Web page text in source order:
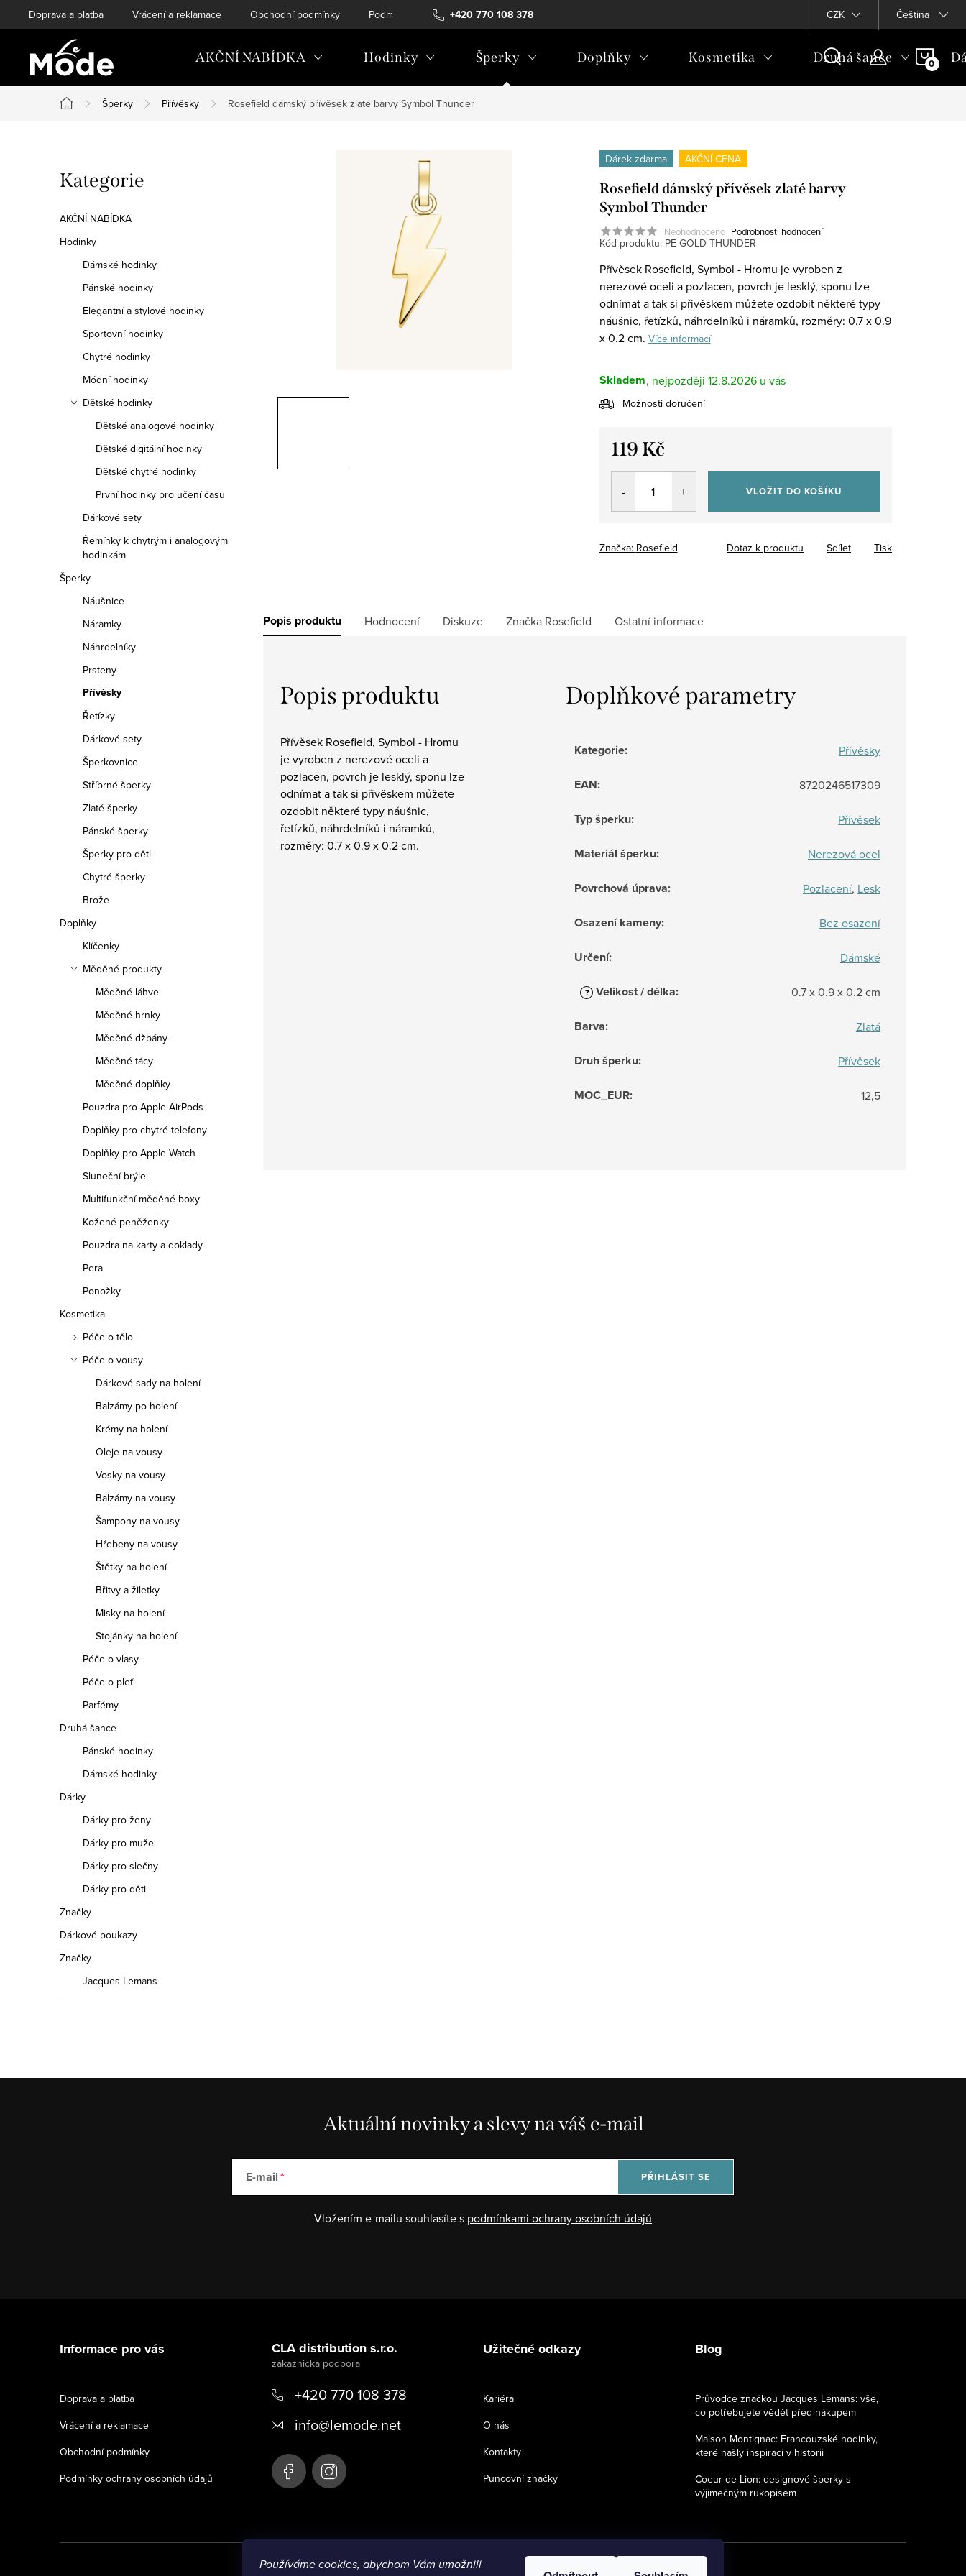
Používáme cookies, abychom Vám umožnili
na
+420 770 108 378
Doprava a platba Vrácení a reklamace Obchodní podmínky Podmínky ochrany osobních údajů CZK Čeština
AKČNÍ NABÍDKA Hodinky Šperky Doplňky Kosmetika Druhá šance
Domů
Šperky Přívěsky Rosefield dámský přívěsek zlaté barvy Symbol Thunder
o
s
t
Přeskočit
kategorie
Kategorie
AKČNÍ NABÍDKA
Hodinky
Dámské hodinky
Pánské hodinky
Elegantní a stylové hodinky
Sportovní hodinky
Chytré hodinky
Módní hodinky
Dětské hodinky
Dětské analogové hodinky
Dětské digitální hodinky
Dětské chytré hodinky
První hodinky pro učení času
Dárkové sety
Řemínky k chytrým i analogovým
hodinkám
Šperky
Náušnice
Náramky
Náhrdelníky
Prsteny
Přívěsky
Řetízky
Dárkové sety
Šperkovnice
Stříbrné šperky
Zlaté šperky
Pánské šperky
Šperky pro děti
Chytré šperky
Brože
Doplňky
Klíčenky
Měděné produkty
Měděné láhve
Měděné hrnky
Měděné džbány
Měděné tácy
Měděné doplňky
Pouzdra pro Apple AirPods
Doplňky pro chytré telefony
Doplňky pro Apple Watch
Sluneční brýle
Multifunkční měděné boxy
Kožené peněženky
Pouzdra na karty a doklady
Pera
Ponožky
Kosmetika
Péče o tělo
Péče o vousy
Dárkové sady na holení
Balzámy po holení
Krémy na holení
Oleje na vousy
Vosky na vousy
Balzámy na vousy
Šampony na vousy
Hřebeny na vousy
Štětky na holení
Břitvy a žiletky
Misky na holení
Stojánky na holení
Péče o vlasy
Péče o pleť
Parfémy
Druhá šance
Pánské hodinky
Dámské hodinky
Dárky
Dárky pro ženy
Dárky pro muže
Dárky pro slečny
Dárky pro děti
Značky
Dárkové poukazy
Značky
Jacques Lemans
Dárek zdarma AKČNÍ CENA
Rosefield dámský přívěsek zlaté barvy
Symbol Thunder
Neohodnoceno Podrobnosti hodnocení
Kód produktu: PE-GOLD-THUNDER
Přívěsek Rosefield, Symbol - Hromu je vyroben z
nerezové oceli a pozlacen, povrch je lesklý, sponu lze
odnímat a tak si přivěskem můžete ozdobit některé typy
náušnic, řetízků, náhrdelníků i náramků, rozměry: 0.7 x 0.9
x 0.2 cm. Více informací
Skladem 12.8.2026
Možnosti doručení
119 Kč
Měrná
VLOŽIT DO KOŠÍKU
Značka: Rosefield Tisk
Dotaz k produktu Sdílet
Popis produktu Hodnocení Diskuze Značka Rosefield Ostatní informace
Popis produktu
Přívěsek Rosefield, Symbol - Hromu
je vyroben z nerezové oceli a
pozlacen, povrch je lesklý, sponu lze
odnímat a tak si přivěskem můžete
ozdobit některé typy náušnic,
řetízků, náhrdelníků i náramků,
rozměry: 0.7 x 0.9 x 0.2 cm.
Doplňkové parametry
Kategorie: Přívěsky
EAN: 8720246517309
Typ šperku: Přívěsek
Materiál šperku: Nerezová ocel
Povrchová úprava: Pozlacení, Lesk
Osazení kameny: Bez osazení
Určení: Dámské
? Velikost / délka: 0.7 x 0.9 x 0.2 cm
Barva: Zlatá
Druh šperku: Přívěsek
MOC_EUR: 12,5
Aktuální novinky a slevy na váš e-mail
E-mail
Vložením e-mailu souhlasíte s podmínkami ochrany osobních údajů
PŘIHLÁSIT SE
Informace pro vás
Doprava a platba
Vrácení a reklamace
Obchodní podmínky
Podmínky ochrany osobních údajů
CLA distribution s.r.o.
+420 770 108 378
info@lemode.net
Užitečné odkazy
Kariéra
O nás
Kontakty
Puncovní značky
Blog
Průvodce značkou Jacques Lemans: vše,
co potřebujete vědět před nákupem
Maison Montignac: Francouzské hodinky,
které našly inspiraci v historii
Coeur de Lion: designové šperky s
výjimečným rukopisem